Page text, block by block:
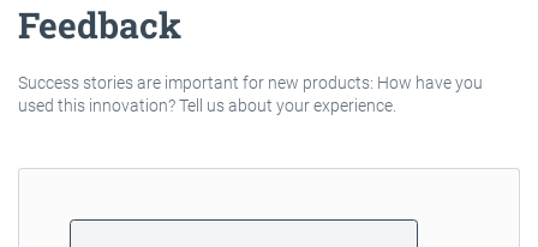
Feedback
Success stories are important for new products: How have you
used this innovation? Tell us about your experience.